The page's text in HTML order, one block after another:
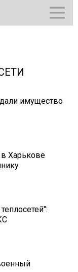
имущество
в Харькове